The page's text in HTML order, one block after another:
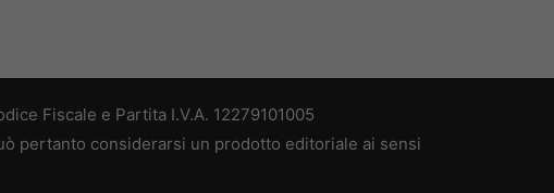
Fiscale e Partita I.V.A. 12279101005
pertanto considerarsi un prodotto editoriale ai sensi